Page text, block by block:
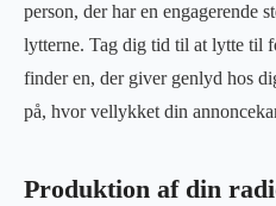
person, der har en engagerende
lytterne. Tag dig tid til at lytte til
finder en, der giver genlyd hos
på, hvor vellykket din
Produktion af din